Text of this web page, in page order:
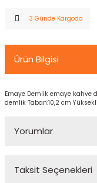
3 Günde Kargoda
Ürün Bilgisi
Emaye Demlik emaye kahve
demlik Taban:10,2 cm
Yorumlar
Taksit Seçenekleri